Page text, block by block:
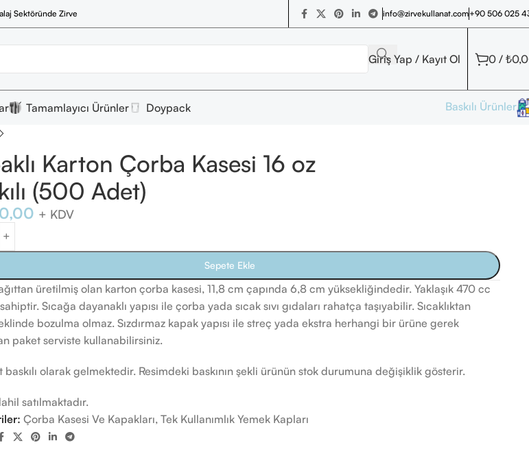
Sektöründe Zirve info@zirvekullanat.com+90 506 025
Giriş Yap / Kayıt Ol 0 / ₺
Tamamlayıcı Ürünler Doypack
Baskılı Ürünler
Karton Çorba Kasesi 16 oz
(500 Adet)
+ KDV
Sepete Ekle
üretilmiş olan karton çorba kasesi, 11,8 cm çapında 6,8 cm yüksekliğindedir. Yaklaşık 470 cc
Sıcağa dayanaklı yapısı ile çorba yada sıcak sıvı gıdaları rahatça taşıyabilir. Sıcaklıktan
bozulma olmaz. Sızdırmaz kapak yapısı ile streç yada ekstra herhangi bir ürüne gerek
paket serviste kullanabilirsiniz.
baskılı olarak gelmektedir. Resimdeki baskının şekli ürünün stok durumuna değişiklik gösterir.
satılmaktadır.
Çorba Kasesi Ve Kapakları, Tek Kullanımlık Yemek Kapları